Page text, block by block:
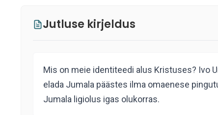
Jutluse kirjeldus
Mis on meie identiteedi alus Kristuses? Ivo
elada Jumala päästes ilma omaenese
Jumala ligiolus igas olukorras.